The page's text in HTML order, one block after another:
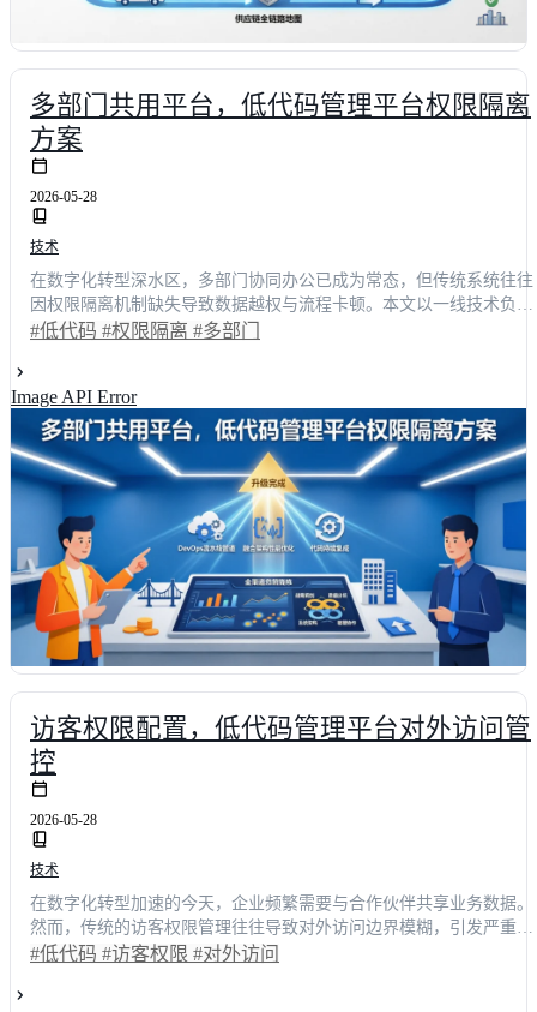
多部门共用平台，低代码管理平台权限隔离
方案
2026-05-28
技术
在数字化转型深水区，多部门协同办公已成为常态，但传统系统往往
因权限隔离机制缺失导致数据越权与流程卡顿。本文以一线技术负责
人的真实使用体验为切入点，深度剖析低代码平台在复杂组织架构下
衡。采用先进权限架构后，团队审批流转效率平均提升37.8%，数据
操作率下降至**0.2%**以下，为企业构建可信的数字底座提供可复用
的实战路径。
#低代码 #权限隔离 #多部门
Image API Error
访客权限配置，低代码管理平台对外访问管
控
2026-05-28
技术
在数字化转型加速的今天，企业频繁需要与合作伙伴共享业务数据。
然而，传统的访客权限管理往往导致对外访问边界模糊，引发严重的
数据安全隐患。本文从一线开发团队与技术决策者的真实使用体验出
#低代码 #访客权限 #对外访问